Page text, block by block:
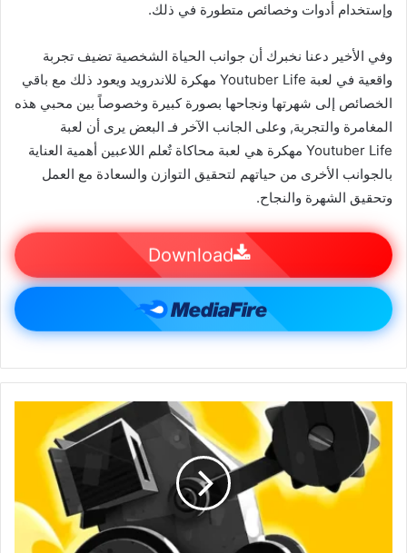
وإستخدام أدوات وخصائص متطورة في ذلك.
وفي الأخير دعنا نخبرك أن جوانب الحياة الشخصية تضيف تجربة
واقعية في لعبة Youtuber Life مهكرة للاندرويد ويعود ذلك مع باقي
الخصائص إلى شهرتها ونجاحها بصورة كبيرة وخصوصاً بين محبي هذه
المغامرة والتجربة, وعلى الجانب الآخر فـ البعض يرى أن لعبة
Youtuber Life مهكرة هي لعبة محاكاة تٌعلم اللاعبين أهمية العناية
بالجوانب الأخرى من حياتهم لتحقيق التوازن والسعادة مع العمل
وتحقيق الشهرة والنجاح.
Download